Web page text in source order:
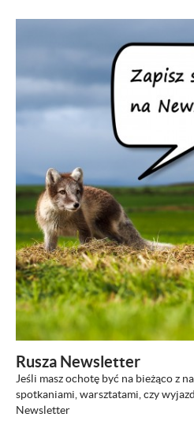
Rusza Newsletter
Jeśli masz ochotę być na bieżąco z
spotkaniami, warsztatami, czy
Newsletter